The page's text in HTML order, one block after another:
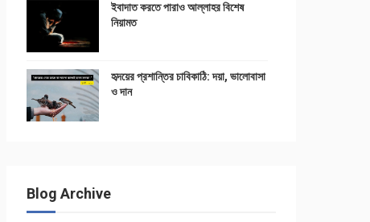
ইবাদাত করতে পারাও আল্লাহর বিশেষ
নিয়ামত
হৃদয়ের প্রশান্তির চাবিকাঠি: দয়া, ভালোবাসা
ও দান
Blog Archive